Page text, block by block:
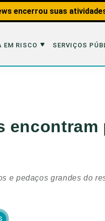
encerrou suas
EM RISCO SERVIÇOS
Analisando
e pedaços grandes do